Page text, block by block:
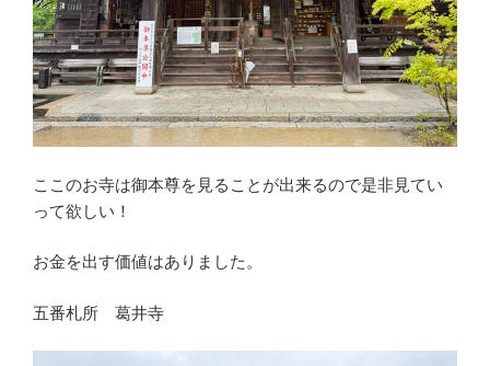
ここのお寺は御本尊を見ることが出来るので是非見てい
って欲しい！
お金を出す価値はありました。
五番札所 葛井寺